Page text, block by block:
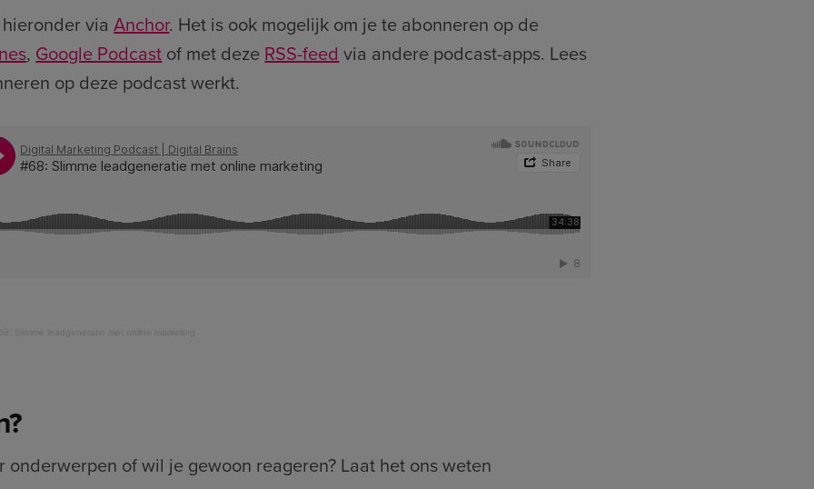
hieronder viaAnchor. Het is ook mogelijk om je te abonneren op de
, Google Podcast of met deze RSS-feed via andere podcast-apps. Lees
op deze podcast werkt.
Slimme leadgeneratie met online marketing
onderwerpen of wil je gewoon reageren? Laat het ons weten